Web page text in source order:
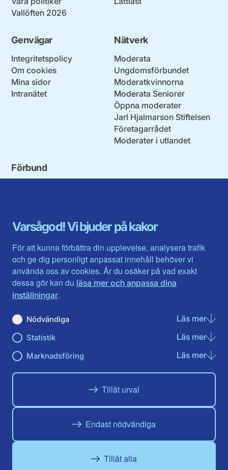
Varsågod! Vi bjuder på kakor
För att kunna förbättra din upplevelse, analysera trafik
och ge dig personligt anpassat innehåll behöver vi
använda oss av cookies. Är du osäker på vad exakt
dessa gör kan du läsa mer och anpassa dina
inställningar.
Nödvändiga Läs merom
Statistik Läs merom
Marknadsföring Läs merom
Tillåt urval
Endast nödvändiga
Tillåt alla
Vallöften 2026
Genvägar
Integritetspolicy
Om cookies
Mina sidor
Intranätet
Nätverk
Moderata
Ungdomsförbundet
Moderatkvinnorna
Moderata Seniorer
Öppna moderater
Jarl Hjalmarson Stiftelsen
Företagarrådet
Moderater i utlandet
Förbund
Gävleborg
Halland
Jämtlands län
Jönköpings län
Kalmar län
Kronobergs län
Norrbotten
Skåne län
Värmlands län
Västerbotten
Västra Götaland
Västernorrland
Västmanland
Örebro län
Östergötland
Du hittar oss här på sociala medier
Facebook
Instagram